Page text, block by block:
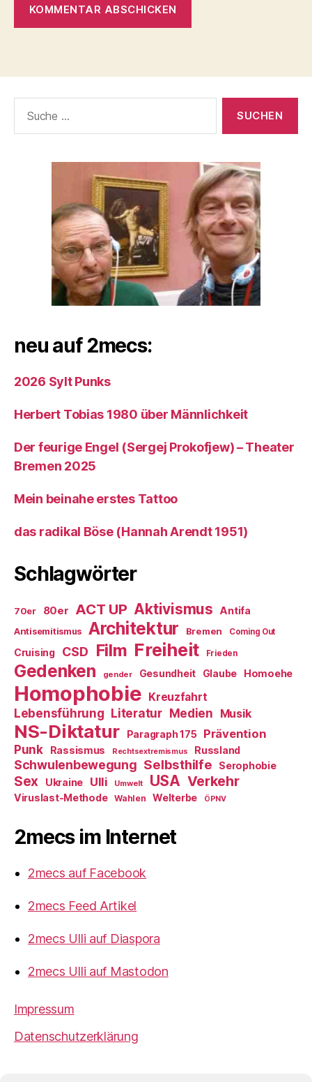
nach:
neu auf 2mecs:
2026 Sylt Punks
Herbert Tobias 1980 über Männlichkeit
Der feurige Engel (Sergej Prokofjew) – Theater
Bremen 2025
Mein beinahe erstes Tattoo
das radikal Böse (Hannah Arendt 1951)
Schlagwörter
70er 80er ACT UP Aktivismus Antifa
Antisemitismus Architektur Bremen Coming Out
Cruising CSD Film Freiheit Frieden
Gedenken gender Gesundheit Glaube Homoehe
Homophobie Kreuzfahrt
Lebensführung Literatur Medien Musik
NS-Diktatur Paragraph 175
Prävention
Punk
Rassismus Rechtsextremismus Russland
Schwulenbewegung Selbsthilfe Serophobie
Sex Ukraine Ulli Umwelt USA Verkehr
Viruslast-Methode Wahlen Welterbe ÖPNV
2mecs im Internet
2mecs auf Facebook
2mecs Feed Artikel
2mecs Ulli auf Diaspora
2mecs Ulli auf Mastodon
Impressum
Datenschutzerklärung